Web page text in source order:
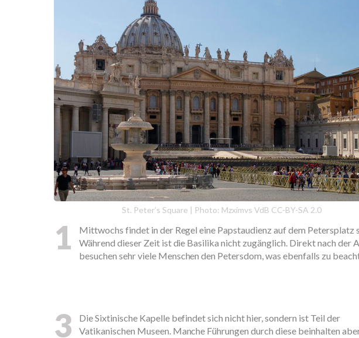
St. Peter’s Square | Photo: Mzximvs VdB CC-BY-SA 2.0
1
Mittwochs findet in der Regel eine Papstaudienz auf dem Petersplatz
Während dieser Zeit ist die Basilika nicht zugänglich. Direkt nach der
besuchen sehr viele Menschen den Petersdom, was ebenfalls zu
3
Die Sixtinische Kapelle befindet sich nicht hier, sondern ist Teil der
Vatikanischen Museen. Manche Führungen durch diese beinhalten